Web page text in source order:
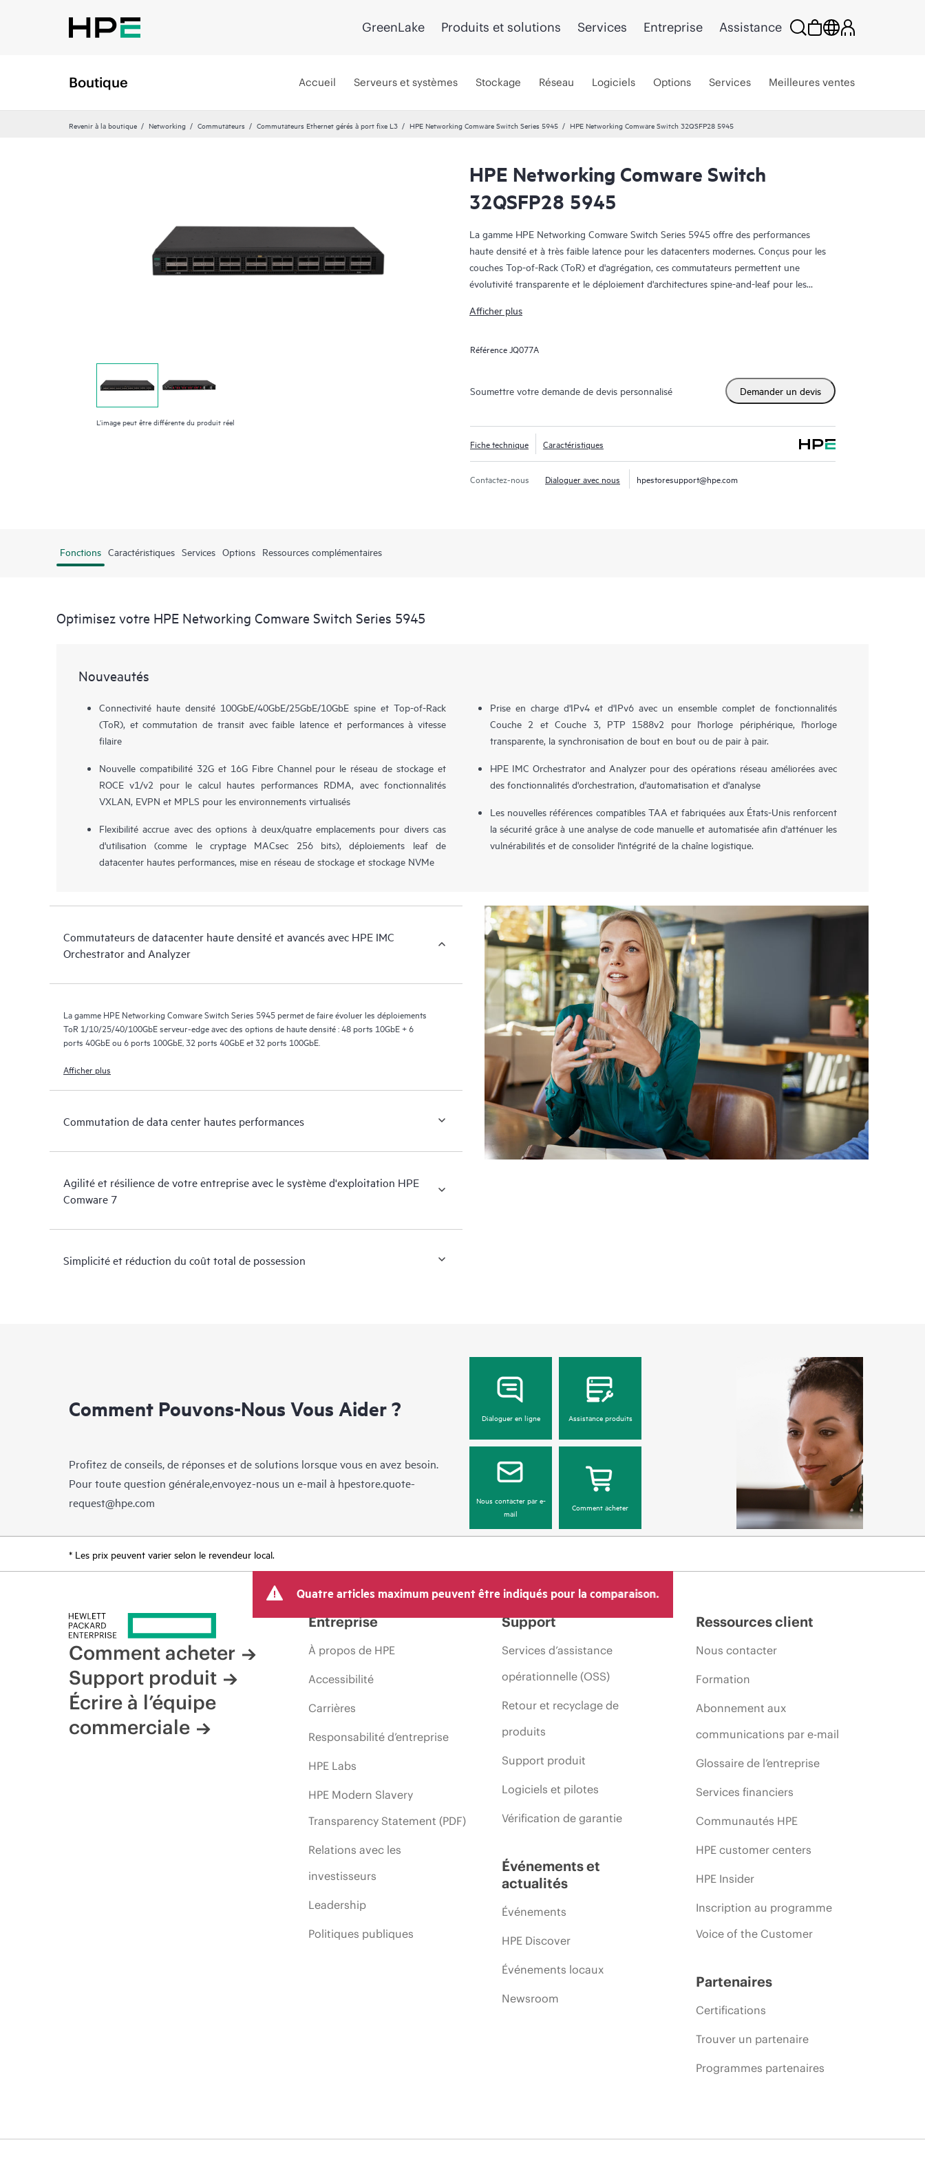
GreenLake Produits et solutions Services Entreprise Assistance
Boutique Accueil Serveurs et systèmes Stockage Réseau Logiciels Options Services Meilleures ventes
Revenir à la boutique Networking Commutateurs Commutateurs Ethernet gérés à port fixe L3 HPE Networking Comware Switch Series 5945 HPE Networking Comware Switch 32QSFP28 5945
L’image peut être différente du produit réel
HPE Networking Comware Switch
32QSFP28 5945
La gamme HPE Networking Comware Switch Series 5945 offre des performances
haute densité et à très faible latence pour les datacenters modernes. Conçus pour les
couches Top-of-Rack (ToR) et d'agrégation, ces commutateurs permettent une
évolutivité transparente et le déploiement d'architectures spine-and-leaf pour les
Afficher plus
RéférenceJQ077A
Soumettre votre demande de devis personnalisé Demander un devis
Fiche technique Caractéristiques
Contactez-nous Dialoguer avec nous hpestoresupport@hpe.com
Fonctions Caractéristiques Services Options Ressources complémentaires
Optimisez votre HPE Networking Comware Switch Series 5945
Nouveautés
Connectivité haute densité 100GbE/40GbE/25GbE/10GbE spine et Top-of-Rack
(ToR), et commutation de transit avec faible latence et performances à vitesse
filaire
Nouvelle compatibilité 32G et 16G Fibre Channel pour le réseau de stockage et
ROCE v1/v2 pour le calcul hautes performances RDMA, avec fonctionnalités
VXLAN, EVPN et MPLS pour les environnements virtualisés
Flexibilité accrue avec des options à deux/quatre emplacements pour divers cas
d'utilisation (comme le cryptage MACsec 256 bits), déploiements leaf de
datacenter hautes performances, mise en réseau de stockage et stockage NVMe
Prise en charge d'IPv4 et d'IPv6 avec un ensemble complet de fonctionnalités
Couche 2 et Couche 3, PTP 1588v2 pour l'horloge périphérique, l'horloge
transparente, la synchronisation de bout en bout ou de pair à pair.
HPE IMC Orchestrator and Analyzer pour des opérations réseau améliorées avec
des fonctionnalités d'orchestration, d'automatisation et d'analyse
Les nouvelles références compatibles TAA et fabriquées aux États-Unis renforcent
la sécurité grâce à une analyse de code manuelle et automatisée afin d'atténuer les
vulnérabilités et de consolider l'intégrité de la chaîne logistique.
Commutateurs de datacenter haute densité et avancés avec HPE IMC
Orchestrator and Analyzer
La gamme HPE Networking Comware Switch Series 5945 permet de faire évoluer les déploiements
ToR 1/10/25/40/100GbE serveur-edge avec des options de haute densité : 48 ports 10GbE + 6
ports 40GbE ou 6 ports 100GbE, 32 ports 40GbE et 32 ports 100GbE.
Afficher plus
Commutation de data center hautes performances
Agilité et résilience de votre entreprise avec le système d'exploitation HPE
Comware 7
Simplicité et réduction du coût total de possession
Comment Pouvons-Nous Vous Aider ?
Profitez de conseils, de réponses et de solutions lorsque vous en avez besoin.
Pour toute question générale,envoyez-nous un e-mail à hpestore.quote-
request@hpe.com
Dialoguer en ligne Assistance produits
Nous contacter par e-
mail
Comment acheter
* Les prix peuvent varier selon le revendeur local.
Quatre articles maximum peuvent être indiqués pour la comparaison.
Comment acheter
Support produit
Écrire à l’équipe
commerciale
Entreprise
À propos de HPE
Accessibilité
Carrières
Responsabilité d’entreprise
HPE Labs
HPE Modern Slavery
Transparency Statement (PDF)
Relations avec les
investisseurs
Leadership
Politiques publiques
Support
Services d’assistance
opérationnelle (OSS)
Retour et recyclage de
produits
Support produit
Logiciels et pilotes
Vérification de garantie
Événements et
actualités
Événements
HPE Discover
Événements locaux
Newsroom
Ressources client
Nous contacter
Formation
Abonnement aux
communications par e-mail
Glossaire de l’entreprise
Services financiers
Communautés HPE
HPE customer centers
HPE Insider
Inscription au programme
Voice of the Customer
Partenaires
Certifications
Trouver un partenaire
Programmes partenaires